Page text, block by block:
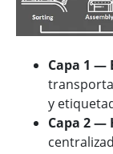
Capa 1 —
y
Capa 2 —